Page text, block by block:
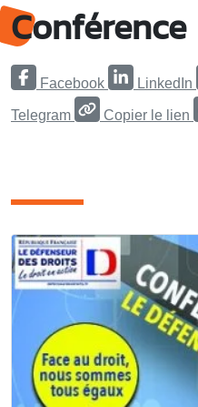
Conférence
Facebook LinkedIn
Telegram Copier le lien
Articles